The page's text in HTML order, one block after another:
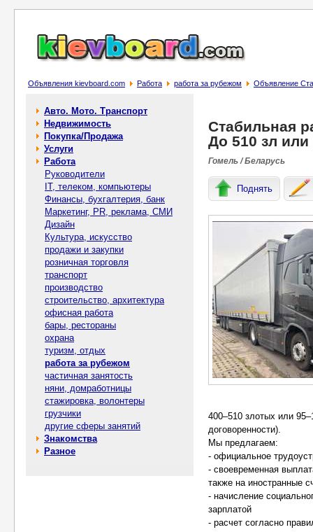
Объявления kievboard.com Работа работа за рубежом Объявление
Авто. Мото. Транспорт
Недвижимость
Покупка/Продажа
Услуги
Работа
Руководители
IT, телеком, компьютеры
Финансы, бухгалтерия, банк
Маркетинг, PR, реклама, СМИ
Дизайн
Культура, искусство
продажи и закупки
розничная торговля
транспорт
производство
строительство, архитектура
офисная работа
бары, рестораны
охрана
туризм, отдых
работа за рубежом
частичная занятость
няни, домработницы
стажировка, волонтеры
грузчики
другие сферы занятий
Знакомства
Разное
Стабильная
До 510 зл
Гомель / Беларусь
Поднять
400–510 злотых или
договоренности).
Мы предлагаем:
- официальное
- своевременная
также на иностранные
- начисление
зарплатой
- расчет согласно